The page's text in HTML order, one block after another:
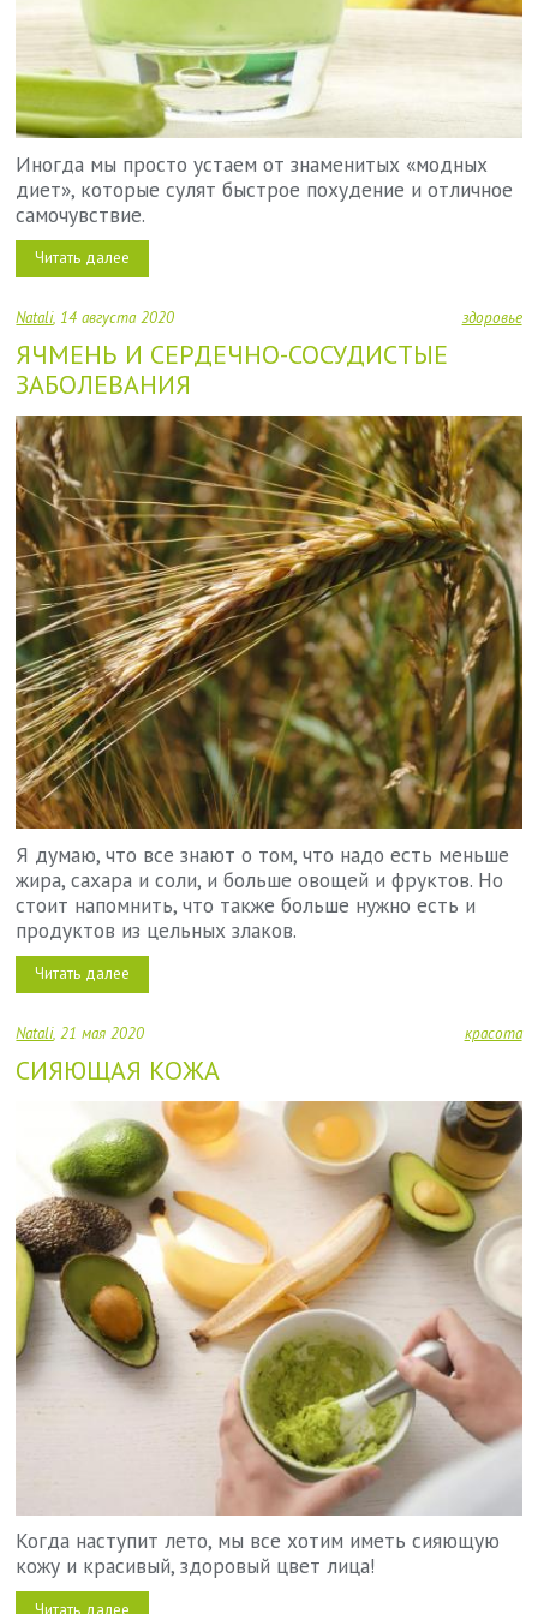
Иногда мы просто устаем от знаменитых «модных
диет», которые сулят быстрое похудение и отличное
самочувствие.
Читать далее
Natali 14 августа 2020 здоровье
ЯЧМЕНЬ И СЕРДЕЧНО-СОСУДИСТЫЕ
ЗАБОЛЕВАНИЯ
Я думаю, что все знают о том, что надо есть меньше
жира, сахара и соли, и больше овощей и фруктов. Но
стоит напомнить, что также больше нужно есть и
продуктов из цельных злаков.
Читать далее
Natali 21 мая 2020 красота
СИЯЮЩАЯ КОЖА
Когда наступит лето, мы все хотим иметь сияющую
кожу и красивый, здоровый цвет лица!
Читать далее